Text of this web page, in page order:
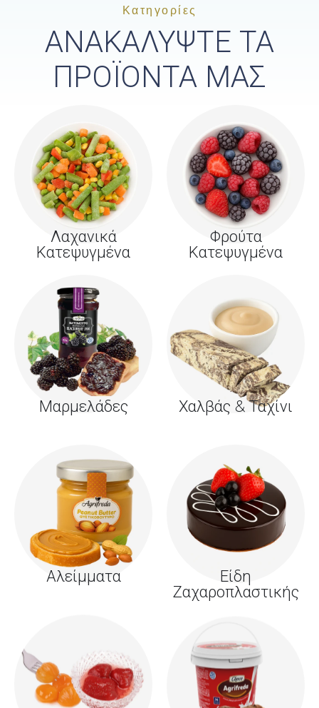
Κατηγορίες
ΑΝΑΚΑΛΥΨΤΕ ΤΑ
ΠΡΟΪΟΝΤΑ ΜΑΣ
Λαχανικά
Κατεψυγμένα
Φρούτα
Κατεψυγμένα
Μαρμελάδες Χαλβάς & Ταχίνι
Αλείμματα
Είδη
Ζαχαροπλαστικής